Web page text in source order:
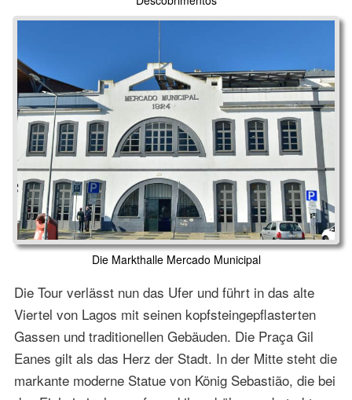
Die Markthalle Mercado Municipal
Die Tour verlässt nun das Ufer und führt in das alte
Viertel von Lagos mit seinen kopfsteingepflasterten
Gassen und traditionellen Gebäuden. Die Praça Gil
Eanes gilt als das Herz der Stadt. In der Mitte steht die
markante moderne Statue von König Sebastião, die bei